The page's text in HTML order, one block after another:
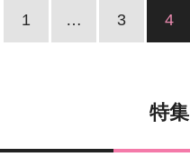
1 … 3 4
特集